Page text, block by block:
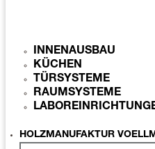
INNENAUSBAU
KÜCHEN
TÜRSYSTEME
RAUMSYSTEME
HOLZMANUFAKTUR